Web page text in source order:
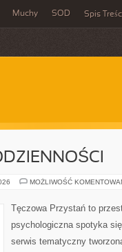
Muchy SOD Spis
MOŻLIWOŚĆ
Tęczowa Przystań to
psychologiczna spotyka
serwis tematyczny